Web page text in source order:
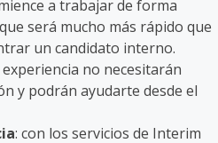
a trabajar de forma
será mucho más rápido que
un candidato interno.
no necesitarán
y podrán ayudarte desde el
: con los servicios de Interim